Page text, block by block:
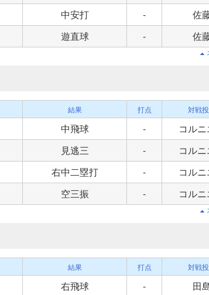
中安打 -
佐
遊直球 - 佐
結果 打点 対戦
中飛球 -
コル
見逃三 -
コル
右中二塁打 -
コル
空三振 - コル
結果 打点 対戦
右飛球 -
田